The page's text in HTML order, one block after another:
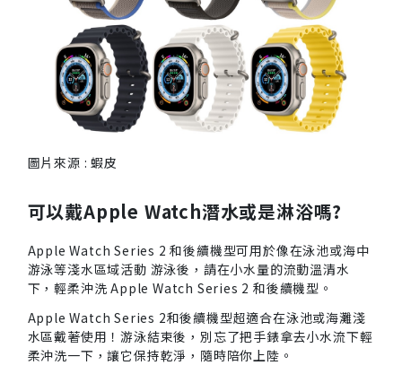
圖片來源 : 蝦皮
可以戴Apple Watch潛水或是淋浴嗎?
Apple Watch Series 2 和後續機型可用於像在泳池或海中
游泳等淺水區域活動 游泳後，請在小水量的流動溫清水
下，輕柔沖洗 Apple Watch Series 2 和後續機型。
Apple Watch Series 2和後續機型超適合在泳池或海灘淺
水區戴著使用！游泳結束後，別忘了把手錶拿去小水流下輕
柔沖洗一下，讓它保持乾淨，隨時陪你上陸。